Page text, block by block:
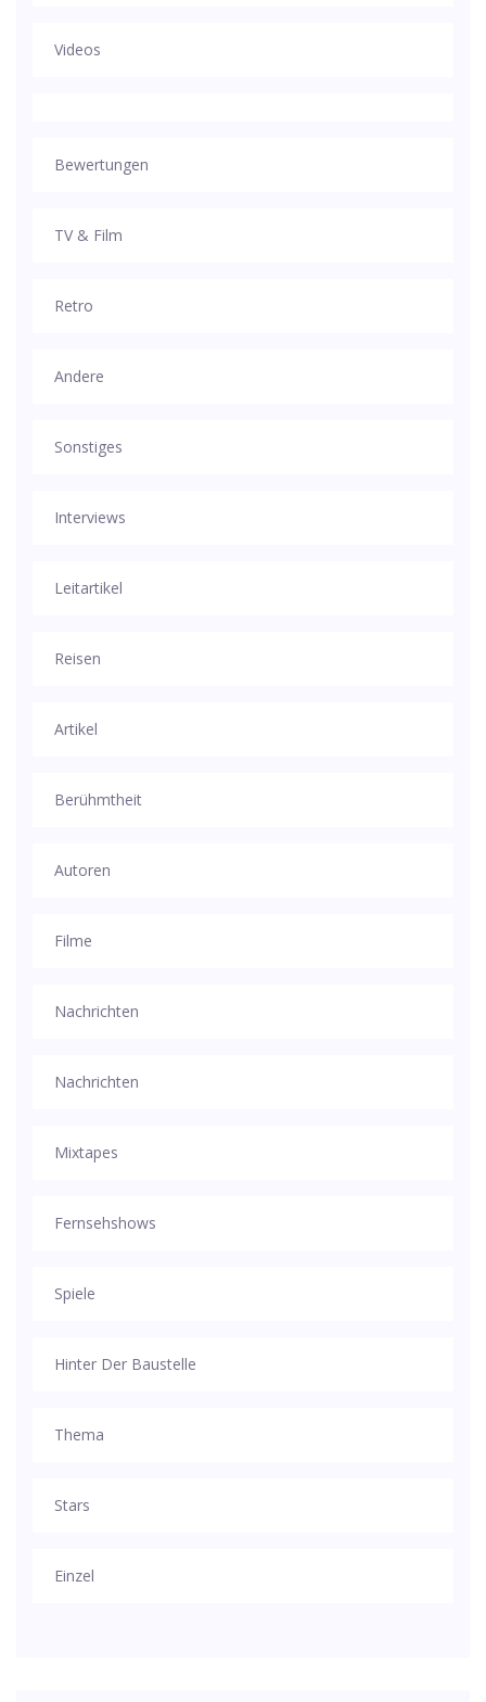
Videos
Bewertungen
TV & Film
Retro
Andere
Sonstiges
Interviews
Leitartikel
Reisen
Artikel
Berühmtheit
Autoren
Filme
Nachrichten
Nachrichten
Mixtapes
Fernsehshows
Spiele
Hinter Der Baustelle
Thema
Stars
Einzel